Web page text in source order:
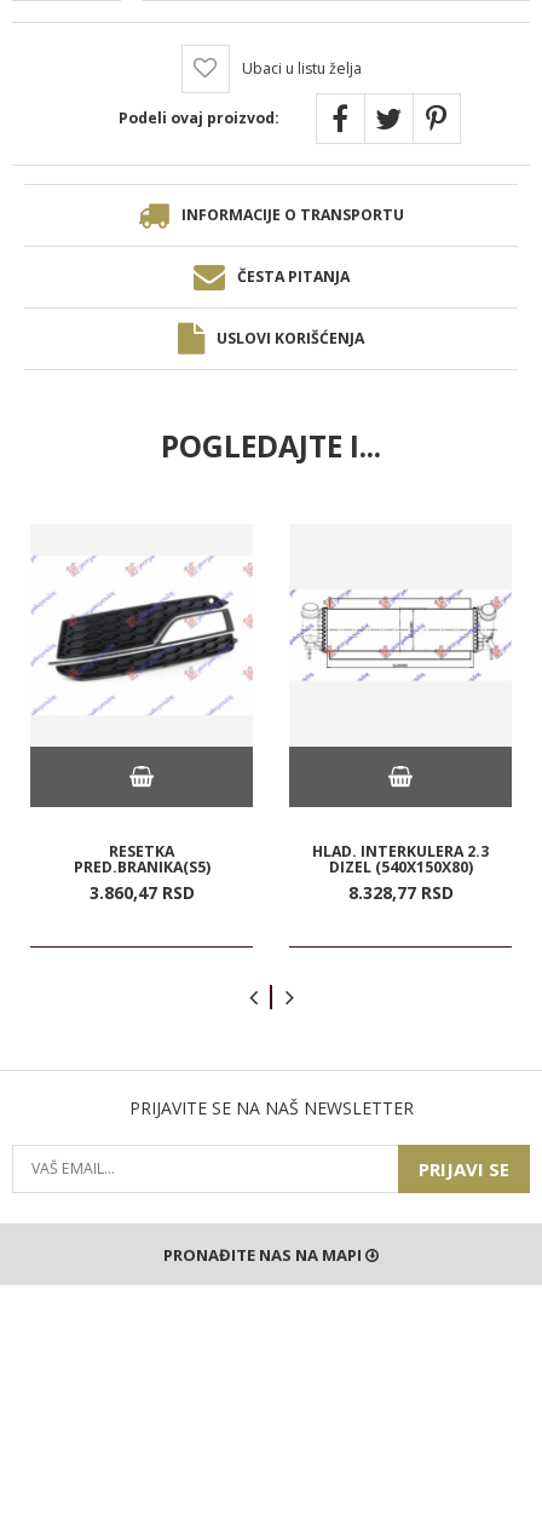
Ubaci u listu želja
Podeli ovaj proizvod:
INFORMACIJE O TRANSPORTU
ČESTA PITANJA
USLOVI KORIŠĆENJA
POGLEDAJTE I...
RESETKA
PRED.BRANIKA(S5)
3.860,47 RSD
HLAD. INTERKULERA 2.3
DIZEL (540X150X80)
8.328,77 RSD
PRIJAVITE SE NA NAŠ NEWSLETTER
PRIJAVI SE
PRONAĐITE NAS NA MAPI